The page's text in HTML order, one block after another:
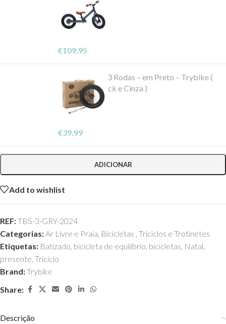
-
+
€109,95
Em stock
Trike Kit para 3 Rodas – em Preto – Trybike (
Para bikes Black e Cinza )
-
+
€39,99
Em stock
ADICIONAR
Add to wishlist
REF:TBS-3-GRY-2024
Categorias:Ar Livre e Praia, Bicicletas , Triciclos e Trotinetes
Etiquetas: Batizado, bicicleta de equilibrio, bicicletas, Natal,
presente, Triciclo
Brand:Trybike
Share:
Descrição